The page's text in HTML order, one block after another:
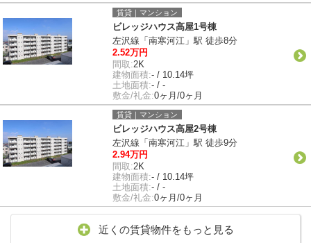
賃貸｜マンション
ビレッジハウス高屋1号棟
左沢線「南寒河江」駅 徒歩8分
2.52万円
間取:2K
建物面積:- / 10.14坪
土地面積:- / -
敷金/礼金:0ヶ月/0ヶ月
賃貸｜マンション
ビレッジハウス高屋2号棟
左沢線「南寒河江」駅 徒歩9分
2.94万円
間取:2K
建物面積:- / 10.14坪
土地面積:- / -
敷金/礼金:0ヶ月/0ヶ月
近くの賃貸物件をもっと見る